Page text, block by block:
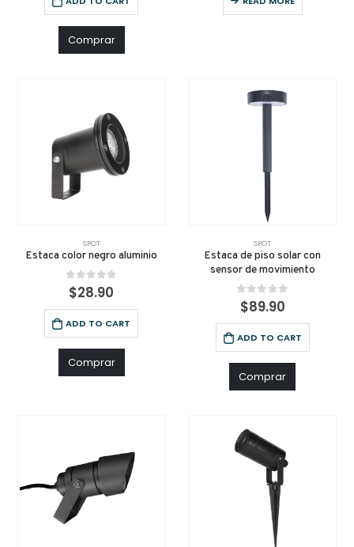
Comprar
SPOT
Estaca color negro aluminio
0out of 5
$28.90
ADD TO CART
Comprar
SPOT
Estaca de piso solar con
sensor de movimiento
0out of 5
$89.90
ADD TO CART
Comprar